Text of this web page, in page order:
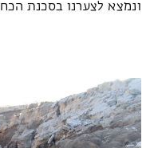
ונמצא לצערנו בסכנת